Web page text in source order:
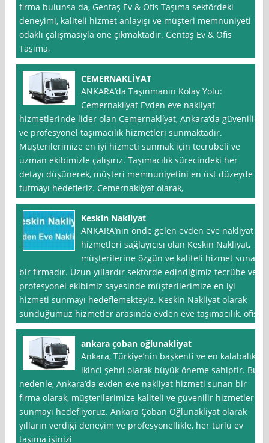
firma bulunsa da, Gentaş Ev & Ofis Taşıma sektördeki
deneyimi, kaliteli hizmet anlayışı ve müşteri memnuniyeti
odaklı çalışmasıyla öne çıkmaktadır. Gentaş Ev & Ofis
Taşıma,
CEMERNAKLİYAT
ANKARA’da Taşınmanın Kolay Yolu:
Cemernakli̇yat Evden eve nakliyat
hizmetlerinde lider olan Cemernakli̇yat, Ankara‘da güvenilir
ve profesyonel taşımacılık hizmetleri sunmaktadır.
Müşterilerimize en iyi hizmeti sunmak için tecrübeli ve
uzman ekibimizle çalışırız. Taşımacılık sürecindeki her
detayı düşünerek, müşteri memnuniyetini en üst düzeyde
tutmayı hedefleriz. Cemernakli̇yat olarak,
Keskin Nakliyat
ANKARA’nın önde gelen evden eve nakliyat
hizmetleri sağlayıcısı olan Keskin Nakliyat,
müşterilerine özgün ve kaliteli hizmet sunan
bir firmadır. Uzun yıllardır sektörde edindiğimiz tecrübe ve
profesyonel ekibimiz sayesinde müşterilerimize en iyi
hizmeti sunmayı hedeflemekteyiz. Keskin Nakliyat olarak
sunduğumuz hizmetler arasında evden eve taşımacılık, ofis
ankara çoban oğlunakliyat
Ankara, Türkiye’nin başkenti ve en kalabalık
ikinci şehri olarak büyük öneme sahiptir. Bu
nedenle, Ankara’da evden eve nakliyat hizmeti sunan bir
firma olarak, müşterilerimize kaliteli ve güvenilir hizmetler
sunmayı hedefliyoruz. Ankara Çoban Oğlunakliyat olarak
yılların verdiği deneyim ve profesyonellikle, her türlü ev
taşıma işinizi